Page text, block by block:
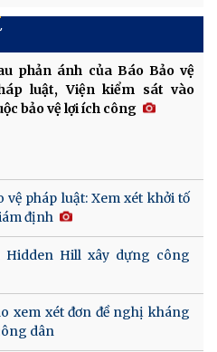
phản ánh của Báo Bảo vệ
luật, Viện kiểm sát vào
bảo vệ lợi ích công
vệ pháp luật: Xem xét khởi tố
định
Hill xây dựng công
xem xét đơn đề nghị kháng
dân